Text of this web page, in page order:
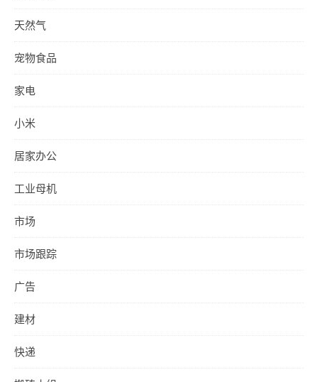
天然气
宠物食品
家电
小米
居家办公
工业母机
市场
市场跟踪
广告
建材
快递